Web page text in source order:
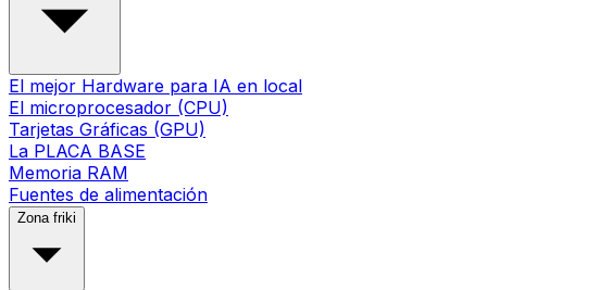
El mejor Hardware para IA en local
El microprocesador (CPU)
Tarjetas Gráficas (GPU)
La PLACA BASE
Memoria RAM
Fuentes de alimentación
Zona friki